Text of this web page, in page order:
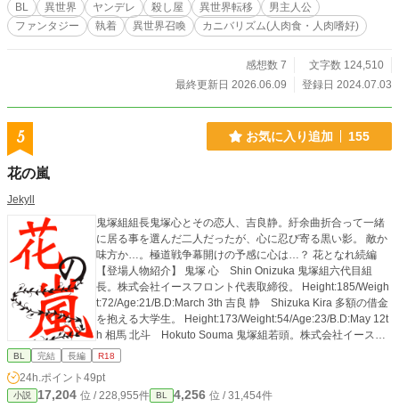
BL 異世界 ヤンデレ 殺し屋 異世界転移
男主人公
ファンタジー
執着 異世界召喚 カニバリズム(人肉食・人肉嗜好)
感想数 7
文字数 124,510
最終更新日 2026.06.09
登録日 2024.07.03
5 お気に入り追加 155
花の嵐
Jekyll
鬼塚組組長鬼塚心とその恋人、吉良静。紆余曲折合って一緒
に居る事を選んだ二人だったが、心に忍び寄る黒い影。 敵か
味方か…。極道戦争幕開けの予感に心は…？ 花となれ続編
【登場人物紹介】 鬼塚 心 Shin Onizuka 鬼塚組六代目組
長。株式会社イースフロント代表取締役。 Height:185/Weigh
t:72/Age:21/B.D:March 3th 吉良 静 Shizuka Kira 多額の借金
を抱える大学生。 Height:173/Weight:54/Age:23/B.D:May 12t
h 相馬 北斗 Hokuto Souma 鬼塚組若頭。株式会社イースフ
ロント副社長。 Height:182/Weight:68/Age:28 佐野 彪鷹 Ay
ht:72/Age:?? 崎山 雅 Miyabi Sakiyama 仁流会鬼塚組 舎弟
頭。若頭の相馬の側近。 株式会社イースフロント副社長秘書
BL 完結 長編 R18
24h.ポイント 49pt
小説 17,204 位 / 228,955件 BL 4,256 位 / 31,454件